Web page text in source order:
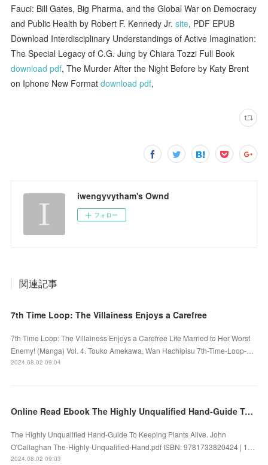
Fauci: Bill Gates, Big Pharma, and the Global War on Democracy
and Public Health by Robert F. Kennedy Jr.site, PDF EPUB
Download Interdisciplinary Understandings of Active Imagination:
The Special Legacy of C.G. Jung by Chiara Tozzi Full Book
download pdf, The Murder After the Night Before by Katy Brent
on Iphone New Formatdownload pdf,
iwengyvytham's Ownd
フォロー
関連記事
7th Time Loop: The Villainess Enjoys a Carefree
7th Time Loop: The Villainess Enjoys a Carefree Life Married to Her Worst
Enemy! (Manga) Vol. 4. Touko Amekawa, Wan Hachipisu 7th-Time-Loop-…
2024.08.02 09:04
Online Read Ebook The Highly Unqualified Hand-Guide To Keeping Plants Alive by John O'Callaghan
The Highly Unqualified Hand-Guide To Keeping Plants Alive. John
O'Callaghan The-Highly-Unqualified-Hand.pdf ISBN: 9781733820424 | 1…
2024.08.02 09:03